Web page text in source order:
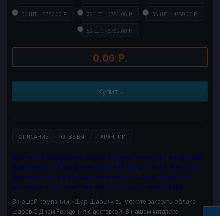
20 ШТ. - 2750.00 Р.
30 ШТ. - 3750.00 Р. 35 ШТ. - 4150.00 Р.
50 ШТ. - 5750.00 Р.
0.00 Р.
Купить
ОПИСАНИЕ ОТЗЫВЫ ГАРАНТИИ
Доставка воздушных шаров осуществляется с надутыми
шариками с гелием и обработкой HiFloat 30 см. Пастель.
Доставляются в связках, не в пакетах. Если требуется
доставка в пакетах, при заказе скажите оператору.
В нашей компании «Шар Шарыч» вы можете заказать облако
шаров С Днем Рождения с доставкой. В нашем каталоге